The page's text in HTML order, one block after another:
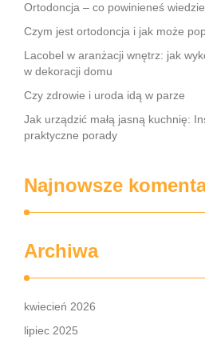
Ortodoncja – co powinieneś
Czym jest ortodoncja i jak może
Lacobel w aranżacji wnętrz: jak
w dekoracji domu
Czy zdrowie i uroda idą w parze
Jak urządzić małą jasną kuchnię:
praktyczne porady
Najnowsze
Archiwa
kwiecień 2026
lipiec 2025